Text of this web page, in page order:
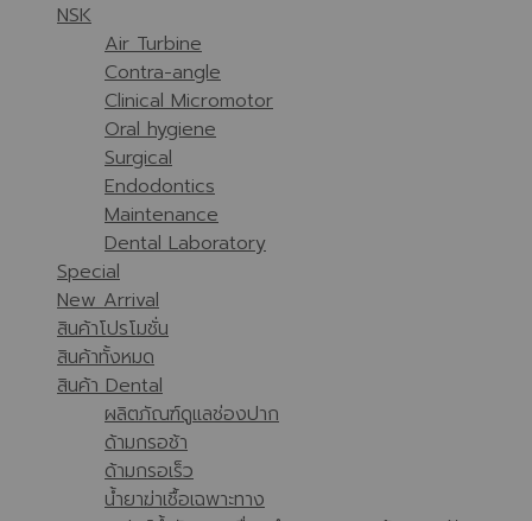
NSK
Air Turbine
Contra-angle
Clinical Micromotor
Oral hygiene
Surgical
Endodontics
Maintenance
Dental Laboratory
Special
New Arrival
สินค้าโปรโมชั่น
สินค้าทั้งหมด
สินค้า Dental
ผลิตภัณฑ์ดูแลช่องปาก
ด้ามกรอช้า
ด้ามกรอเร็ว
น้ำยาฆ่าเชื้อเฉพาะทาง